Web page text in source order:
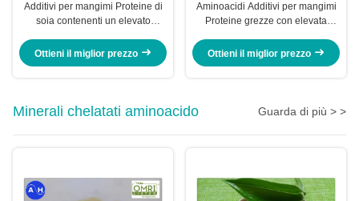
Additivi per mangimi Proteine di
soia contenenti un elevato
50% e proteine acide solubili
destinate a alimenti per animali
Ottieni il miglior prezzo
Aminoacidi Additivi per mangimi
Proteine grezze con elevata
l'alimentazione completa degli
animali
Ottieni il miglior prezzo
Minerali chelatati aminoacido Guarda di più > >